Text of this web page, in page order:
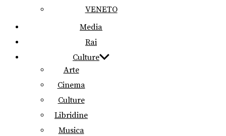
VENETO
Media
Rai
Culture
Arte
Cinema
Culture
Libridine
Musica